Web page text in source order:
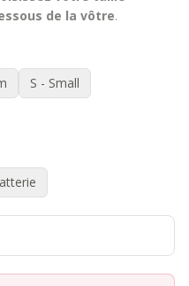
de la vôtre.
S - Small